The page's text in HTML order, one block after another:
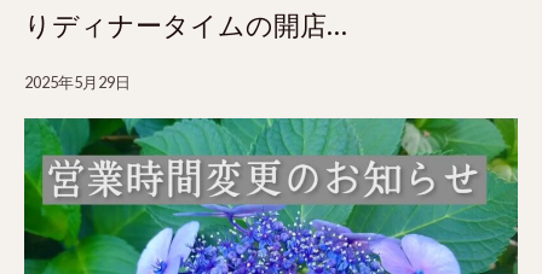
りディナータイムの開店…
2025年5月29日